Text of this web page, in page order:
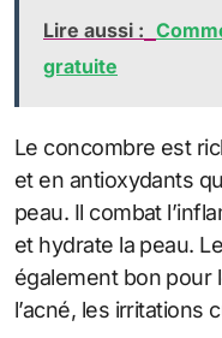
Lire aussi :
gratuite
Le concombre est
et en antioxydants
peau. Il combat
et hydrate la peau.
également bon pour
l’acné, les irritations